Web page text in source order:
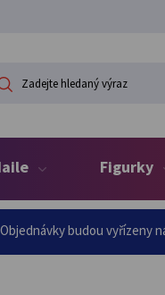
Figurky
budou vyřízeny